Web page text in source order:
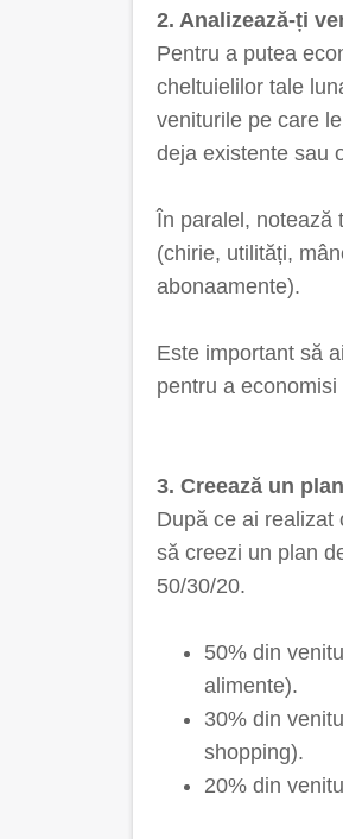
2. Analizează-ți
Pentru a putea
cheltuielilor tale
veniturile pe care
deja existente sau
În paralel, notează
(chirie, utilități,
abonaamente).
Este important să
pentru a economisi
3. Creează un
După ce ai realizat
să creezi un plan
50/30/20.
50% din
alimente).
30% din
shopping).
20% din